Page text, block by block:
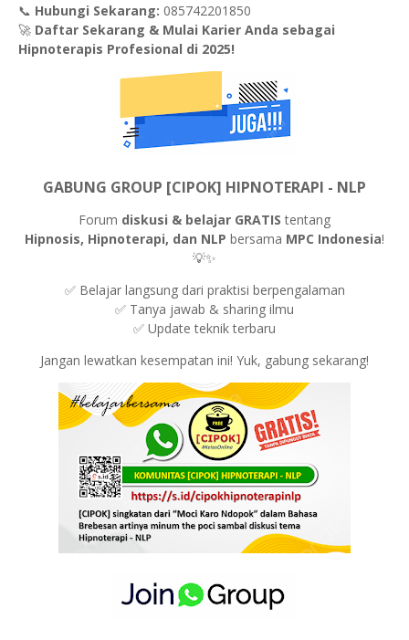
📞 Hubungi Sekarang: 085742201850
🚀 Daftar Sekarang & Mulai Karier Anda sebagai
Hipnoterapis Profesional di 2025!
GABUNG GROUP [CIPOK] HIPNOTERAPI - NLP
Forum diskusi & belajar GRATIS tentang
Hipnosis, Hipnoterapi, dan NLP bersama MPC Indonesia!
💡✨
✅ Belajar langsung dari praktisi berpengalaman
✅ Tanya jawab & sharing ilmu
✅ Update teknik terbaru
Jangan lewatkan kesempatan ini! Yuk, gabung sekarang!